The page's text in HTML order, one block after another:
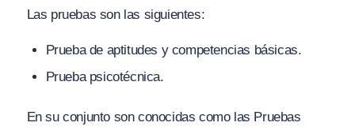
Las pruebas son las siguientes:
Prueba de aptitudes y competencias básicas.
Prueba psicotécnica.
En su conjunto son conocidas como las Pruebas